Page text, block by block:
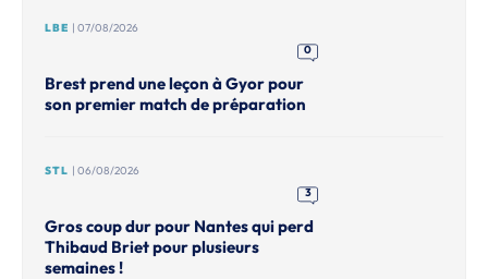
LBE | 07/08/2026
0
Brest prend une leçon à Gyor pour
son premier match de préparation
STL | 06/08/2026
3
Gros coup dur pour Nantes qui perd
Thibaud Briet pour plusieurs
semaines !